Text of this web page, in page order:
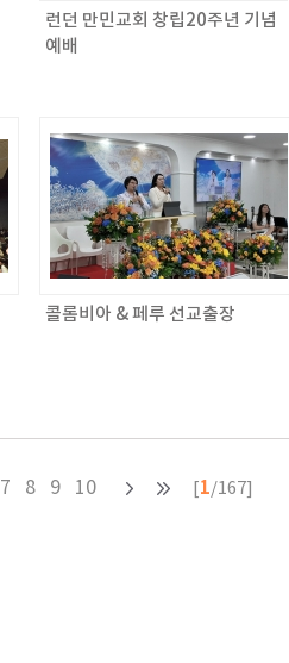
런던 만민교회 창립20주년 기념
예배
콜롬비아 & 페루 선교출장
7 8 9 10 [1/167]